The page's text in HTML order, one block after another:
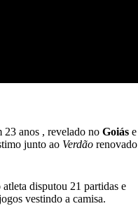
23 anos , revelado no Goiás e
junto ao Verdão renovado
disputou 21 partidas e
vestindo a camisa.